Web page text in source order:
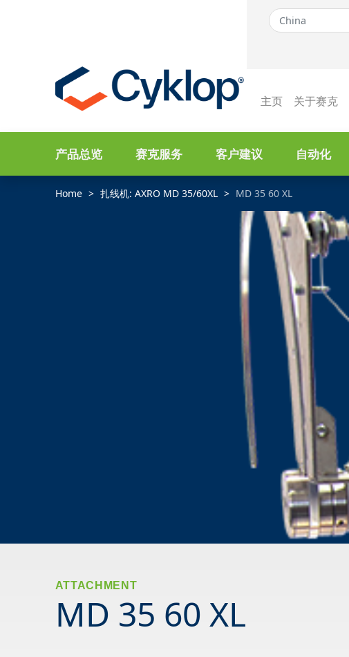
主页 关于赛克
产品总览 赛克服务 客户建议 自动化
Home 扎线机: AXRO MD 35/60XL MD 35 60 XL
ATTACHMENT
MD 35 60 XL